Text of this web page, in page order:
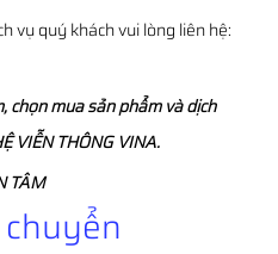
vụ quý khách vui lòng liên hệ:
chọn mua sản phẩm và dịch
VIỄN THÔNG VINA.
TÂM